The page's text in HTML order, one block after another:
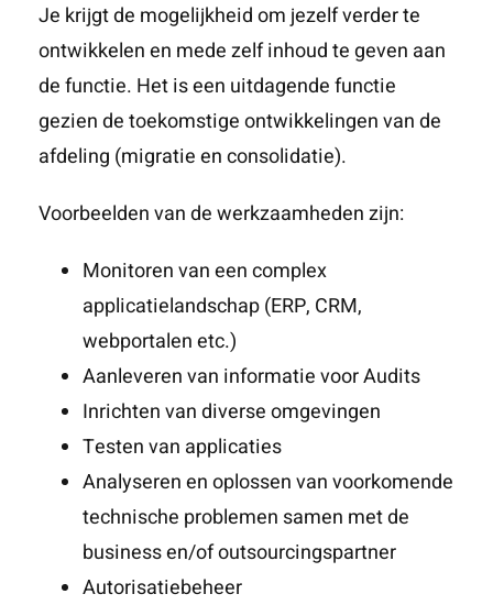
Je krijgt de mogelijkheid om jezelf verder te
ontwikkelen en mede zelf inhoud te geven aan
de functie. Het is een uitdagende functie
gezien de toekomstige ontwikkelingen van de
afdeling (migratie en consolidatie).
Voorbeelden van de werkzaamheden zijn:
Monitoren van een complex
applicatielandschap (ERP, CRM,
webportalen etc.)
Aanleveren van informatie voor Audits
Inrichten van diverse omgevingen
Testen van applicaties
Analyseren en oplossen van voorkomende
technische problemen samen met de
business en/of outsourcingspartner
Autorisatiebeheer